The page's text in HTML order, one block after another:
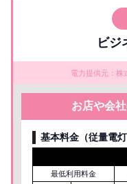
ビジ
電力提供元：株
お店や会
基本料金（従量電
最低利用料金